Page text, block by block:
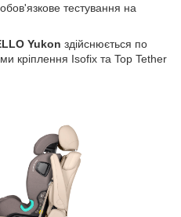
тестування на
Yukon здійснюється по
кріплення Isofix та Top Tether